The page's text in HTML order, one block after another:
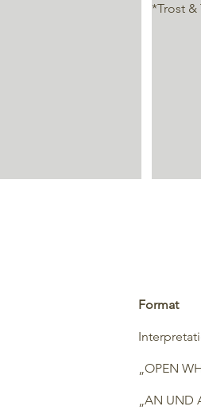
*Trost &
Format
„OPEN
„AN UND